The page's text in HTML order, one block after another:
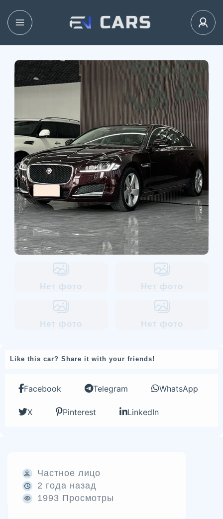
Нет фото Нет фото
Нет фото Нет фото
Like this car? Share it with your friends!
Facebook Telegram WhatsApp
X Pinterest LinkedIn
Частное лицо
2 года назад
1993 Просмотры